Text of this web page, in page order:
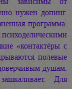
нужен допинг.
программа.
«контактёры с
полевые
душам.
Для